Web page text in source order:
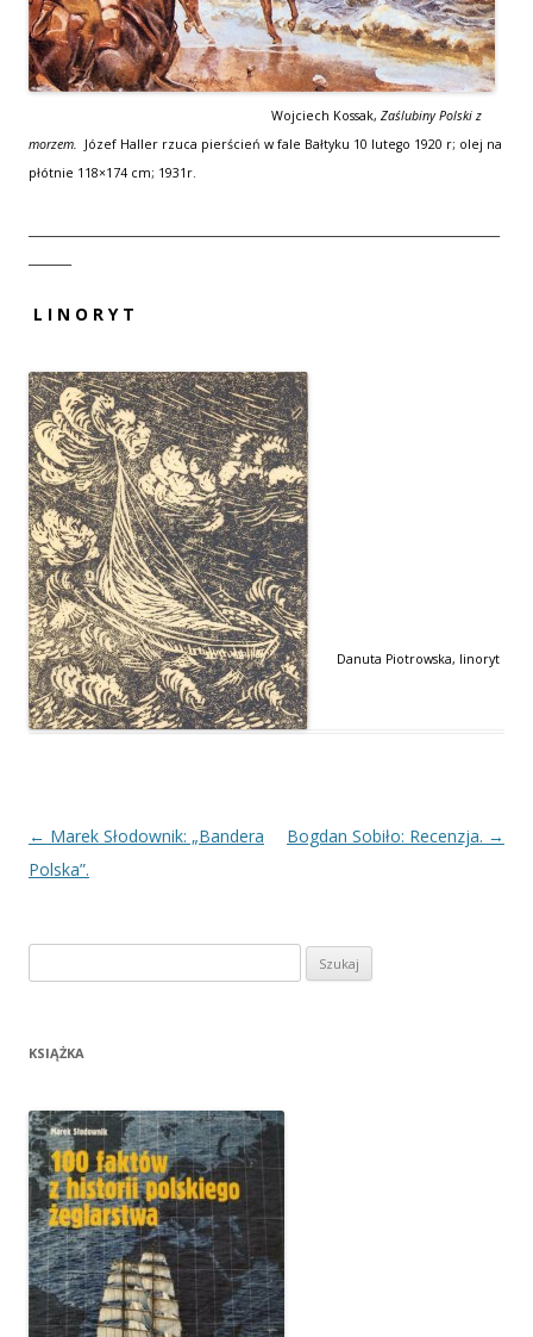
Wojciech Kossak, Zaślubiny Polski z
morzem. Józef Haller rzuca pierścień w fale Bałtyku 10 lutego 1920 r; olej na
płótnie 118×174 cm; 1931r.
L I N O R Y T
Danuta Piotrowska, linoryt
Nawigacja
wpisu
← Marek Słodownik: „Bandera
Polska”.
Bogdan Sobiło: Recenzja. →
KSIĄŻKA